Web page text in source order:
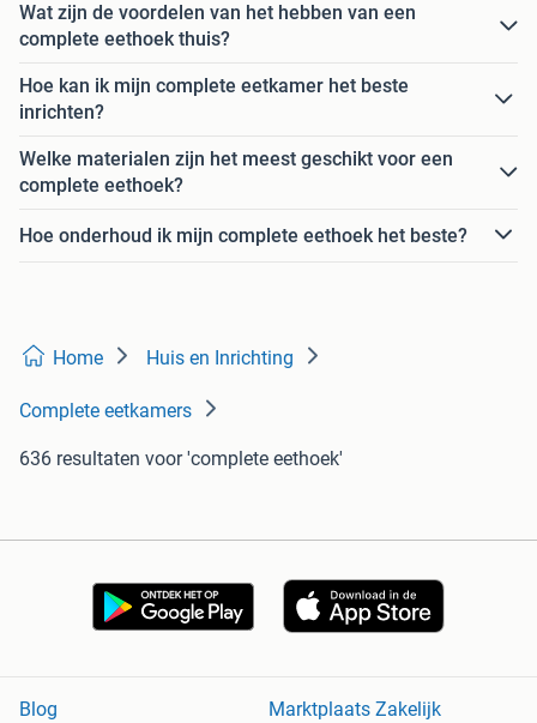
Wat zijn de voordelen van het hebben van een
complete eethoek thuis?
Hoe kan ik mijn complete eetkamer het beste
inrichten?
Welke materialen zijn het meest geschikt voor een
complete eethoek?
Hoe onderhoud ik mijn complete eethoek het beste?
Home Huis en Inrichting
Complete eetkamers
636 resultaten voor 'complete eethoek'
Blog
Marktplaats Zakelijk